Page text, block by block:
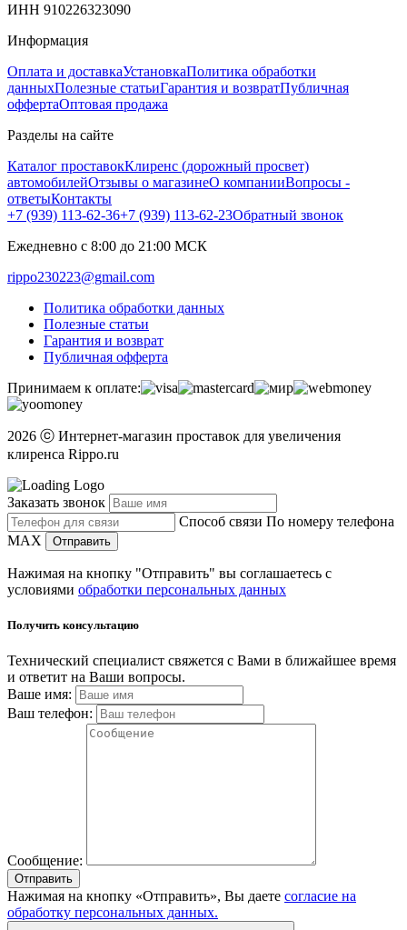
ИНН 910226323090
Информация
Оплата и доставкаУстановкаПолитика обработки
данныхПолезные статьиГарантия и возвратПубличная
оффертаОптовая продажа
Разделы на сайте
Каталог проставокКлиренс (дорожный просвет)
автомобилейОтзывы о магазинеО компанииВопросы -
ответыКонтакты
+7 (939) 113-62-36+7 (939) 113-62-23Обратный звонок
Ежедневно с 8:00 до 21:00 МСК
rippo230223@gmail.com
Политика обработки данных
Полезные статьи
Гарантия и возврат
Публичная офферта
Принимаем к оплате:
2026 ⓒ Интернет-магазин проставок для увеличения
клиренса Rippo.ru
Заказать звонок
Способ связи По номеру телефона
MAX
Отправить
Нажимая на кнопку "Отправить" вы соглашаетесь с
условиями обработки персональных данных
Получить консультацию
Технический специалист свяжется с Вами в ближайшее время
и ответит на Ваши вопросы.
Ваше имя:
Ваш телефон:
Сообщение:
Отправить
Нажимая на кнопку «Отправить», Вы даете согласие на
обработку персональных данных.